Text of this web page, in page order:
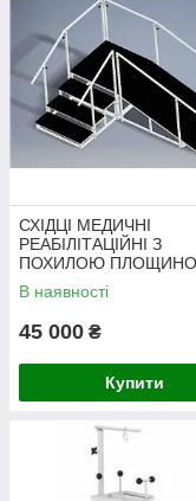
СХІДЦІ МЕДИЧНІ
РЕАБІЛІТАЦІЙНІ З
ПОХИЛОЮ
СМР-ПП
В наявності
45 000 ₴
Купити